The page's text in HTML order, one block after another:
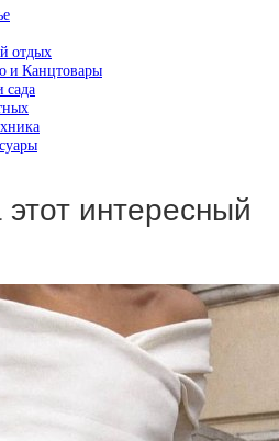
отдых
и Канцтовары
сада
этот интересный